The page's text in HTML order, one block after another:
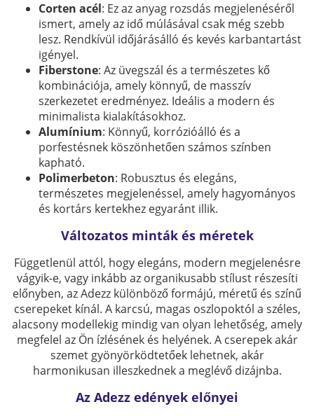
Corten acél: Ez az anyag rozsdás megjelenéséről
ismert, amely az idő múlásával csak még szebb
lesz. Rendkívül időjárásálló és kevés karbantartást
igényel.
Fiberstone: Az üvegszál és a természetes kő
kombinációja, amely könnyű, de masszív
szerkezetet eredményez. Ideális a modern és
minimalista kialakításokhoz.
Alumínium: Könnyű, korrózióálló és a
porfestésnek köszönhetően számos színben
kapható.
Polimerbeton: Robusztus és elegáns,
természetes megjelenéssel, amely hagyományos
és kortárs kertekhez egyaránt illik.
Változatos minták és méretek
Függetlenül attól, hogy elegáns, modern megjelenésre
vágyik-e, vagy inkább az organikusabb stílust részesíti
előnyben, az Adezz különböző formájú, méretű és színű
cserepeket kínál. A karcsú, magas oszlopoktól a széles,
alacsony modellekig mindig van olyan lehetőség, amely
megfelel az Ön ízlésének és helyének. A cserepek akár
szemet gyönyörködtetőek lehetnek, akár
harmonikusan illeszkednek a meglévő dizájnba.
Az Adezz edények előnyei